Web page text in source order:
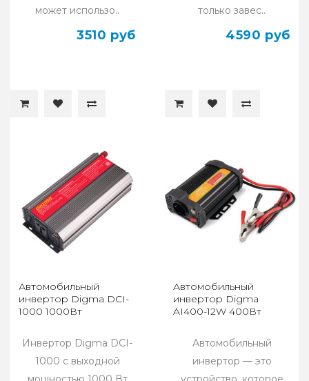
может использо..
3510 руб
только завес..
4590 руб
Автомобильный
инвертор Digma DCI-
1000 1000Вт
Инвертор Digma DCI-
1000 с выходной
Автомобильный
инвертор Digma
AI400-12W 400Вт
Автомобильный
инвертор — это